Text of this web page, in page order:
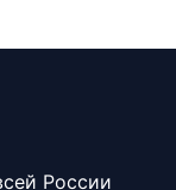
России